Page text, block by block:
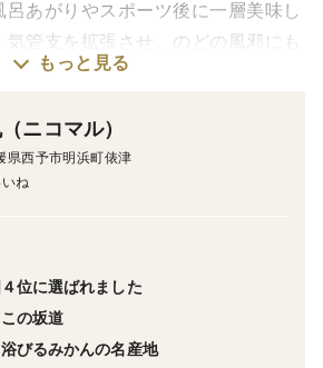
呂あがりやスポーツ後に一層美味し
気管支を拡張させ、のどの風邪にも
るシネフリンが含まれています。
もっと見る
ニコマル）
県西予市明浜町俵津
ね
位に選ばれました
の坂道
びるみかんの名産地